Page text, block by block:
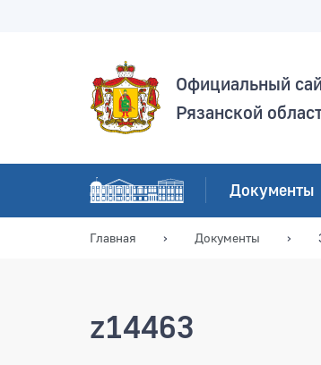
Официальный
Рязанской
Документы
Главная Документы
z14463